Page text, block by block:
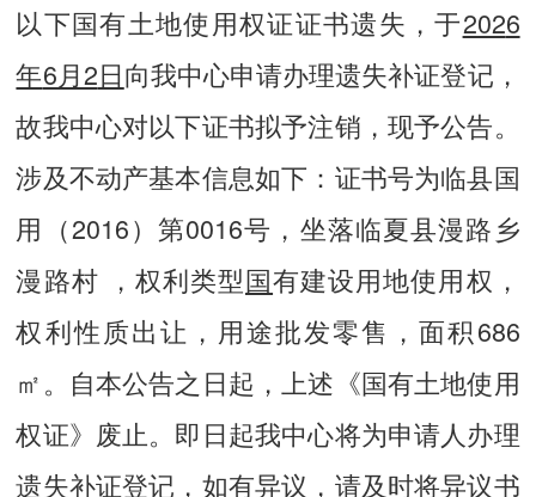
以下国有土地使用权证证书遗失，于2026
年6月2日向我中心申请办理遗失补证登记，
故我中心对以下证书拟予注销，现予公告。
涉及不动产基本信息如下：证书号为临县国
用（2016）第0016号，坐落临夏县漫路乡
漫路村 ，权利类型国有建设用地使用权，
权利性质出让，用途批发零售，面积686
㎡。自本公告之日起，上述《国有土地使用
权证》废止。即日起我中心将为申请人办理
遗失补证登记，如有异议，请及时将异议书